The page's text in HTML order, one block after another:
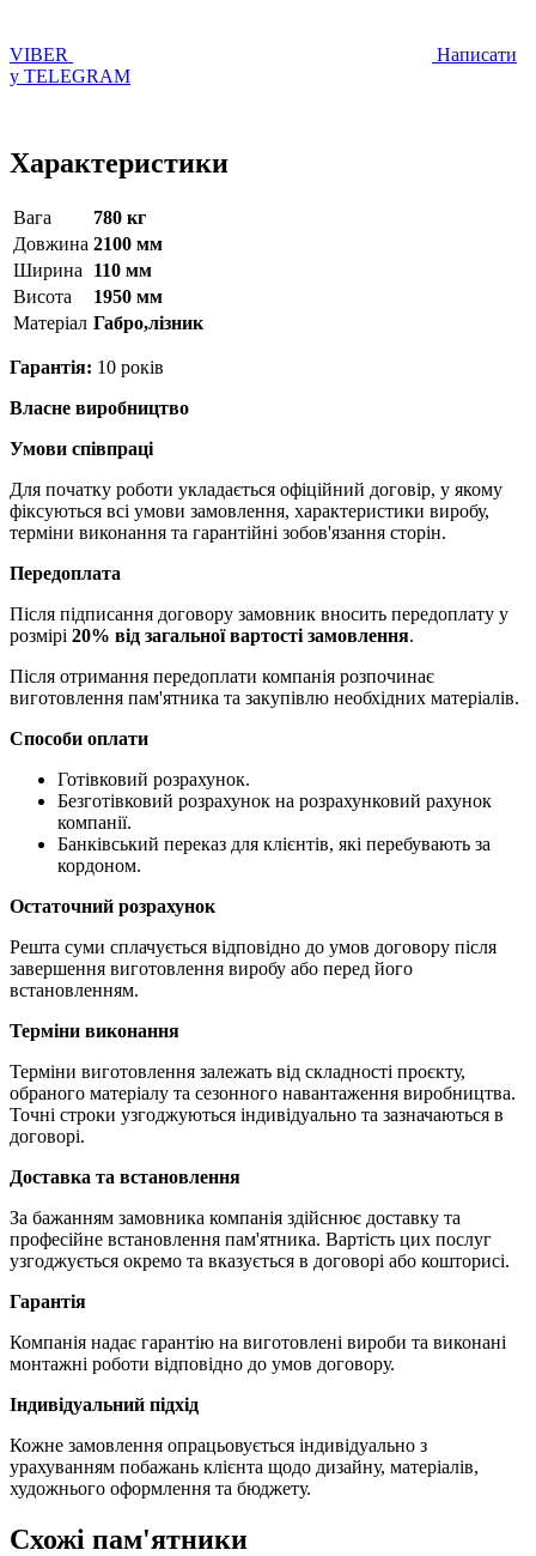
VIBER
Написати
у TELEGRAM
Характеристики
Вага
780 кг
Довжина 2100 мм
Ширина
110 мм
Висота
1950 мм
Матерiал Габро,лізник
Гарантія: 10 років
Власне виробництво
Умови співпраці
Для початку роботи укладається офіційний договір, у якому
фіксуються всі умови замовлення, характеристики виробу,
терміни виконання та гарантійні зобов'язання сторін.
Передоплата
Після підписання договору замовник вносить передоплату у
розмірі 20% від загальної вартості замовлення.
Після отримання передоплати компанія розпочинає
виготовлення пам'ятника та закупівлю необхідних матеріалів.
Способи оплати
Готівковий розрахунок.
Безготівковий розрахунок на розрахунковий рахунок
компанії.
Банківський переказ для клієнтів, які перебувають за
кордоном.
Остаточний розрахунок
Решта суми сплачується відповідно до умов договору після
завершення виготовлення виробу або перед його
встановленням.
Терміни виконання
Терміни виготовлення залежать від складності проєкту,
обраного матеріалу та сезонного навантаження виробництва.
Точні строки узгоджуються індивідуально та зазначаються в
договорі.
Доставка та встановлення
За бажанням замовника компанія здійснює доставку та
професійне встановлення пам'ятника. Вартість цих послуг
узгоджується окремо та вказується в договорі або кошторисі.
Гарантія
Компанія надає гарантію на виготовлені вироби та виконані
монтажні роботи відповідно до умов договору.
Індивідуальний підхід
Кожне замовлення опрацьовується індивідуально з
урахуванням побажань клієнта щодо дизайну, матеріалів,
художнього оформлення та бюджету.
Схожі пам'ятники